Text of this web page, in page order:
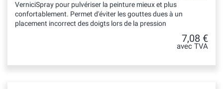
VerniciSpray pour pulvériser la peinture mieux et plus
confortablement. Permet d'éviter les gouttes dues à un
placement incorrect des doigts lors de la pression
7,08 €
avec TVA